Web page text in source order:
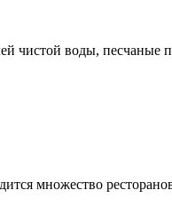
чистой воды,
множество